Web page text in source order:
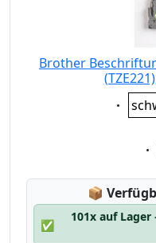
Brother
📦
✅
101x auf